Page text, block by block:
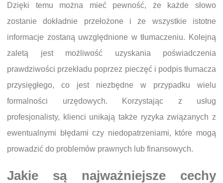
Dzięki temu można mieć pewność, że każde słowo
zostanie dokładnie przełożone i że wszystkie istotne
informacje zostaną uwzględnione w tłumaczeniu. Kolejną
zaletą jest możliwość uzyskania poświadczenia
prawdziwości przekładu poprzez pieczęć i podpis tłumacza
przysięgłego, co jest niezbędne w przypadku wielu
formalności urzędowych. Korzystając z usług
profesjonalisty, klienci unikają także ryzyka związanych z
ewentualnymi błędami czy niedopatrzeniami, które mogą
prowadzić do problemów prawnych lub finansowych.
Jakie są najważniejsze cechy